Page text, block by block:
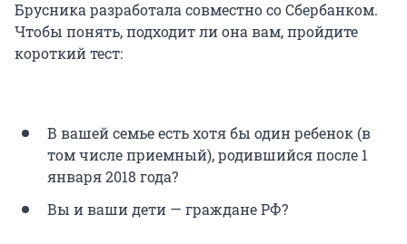
Брусника разработала совместно со Сбербанком.
Чтобы понять, подходит ли она вам, пройдите
короткий тест:
В вашей семье есть хотя бы один ребенок (в
том числе приемный), родившийся после 1
января 2018 года?
Вы и ваши дети — граждане РФ?